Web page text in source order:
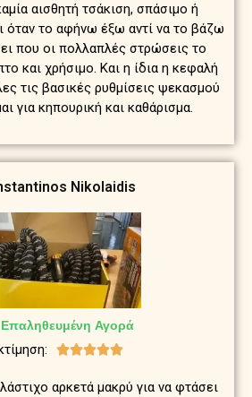
αισθητή τσάκιση, σπάσιμο ή
όταν το αφήνω έξω αντί να το βάζω
που οι πολλαπλές στρώσεις το
και χρήσιμο. Και η ίδια η κεφαλή
τις βασικές ρυθμίσεις ψεκασμού
για κηπουρική και καθάρισμα.
Nikolaidis
Επαληθευμένη Αγορά

αρκετά μακρύ για να φτάσει